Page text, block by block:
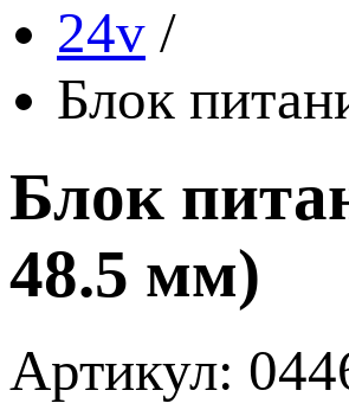
24v /
Блок
Блок
48.5 мм)
Артикул: